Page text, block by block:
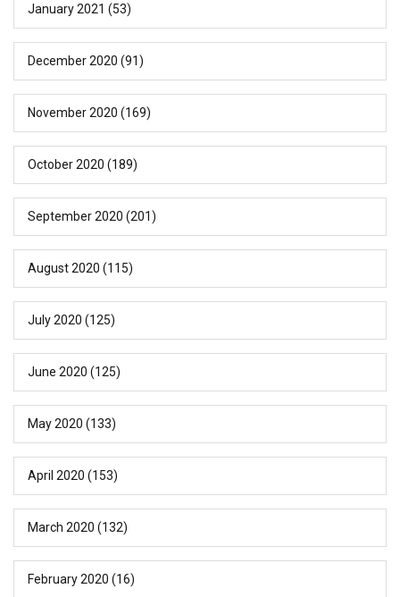
January 2021 (53)
December 2020 (91)
November 2020 (169)
October 2020 (189)
September 2020 (201)
August 2020 (115)
July 2020 (125)
June 2020 (125)
May 2020 (133)
April 2020 (153)
March 2020 (132)
February 2020 (16)